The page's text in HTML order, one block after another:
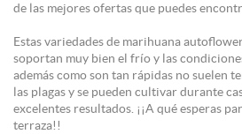
de las mejores ofertas que puedes
Estas variedades de marihuana
soportan muy bien el frío y las
además como son tan rápidas no suelen
las plagas y se pueden cultivar durante
excelentes resultados. ¡¡A qué esperas
terraza!!